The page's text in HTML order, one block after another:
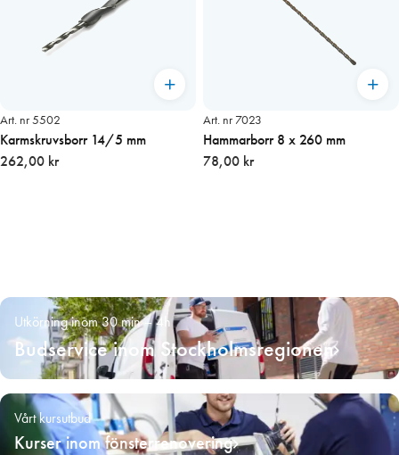
Art. nr 5502
Karmskruvsborr 14/5 mm
262,00 kr
Art. nr 7023
Hammarborr 8 x 260 mm
78,00 kr
Utkörning inom 30 min – 4h
Budservice inom Stockholmsregionen
Vårt kursutbud
Kurser inom fönsterrenovering